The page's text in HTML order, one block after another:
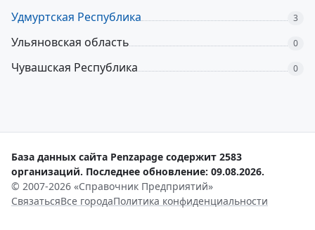
Удмуртская Республика 3
Ульяновская область 0
Чувашская Республика 0
База данных сайта Penzapage содержит 2583
организаций. Последнее обновление: 09.08.2026.
© 2007-2026 «Справочник Предприятий»
СвязатьсяВсе городаПолитика конфиденциальности